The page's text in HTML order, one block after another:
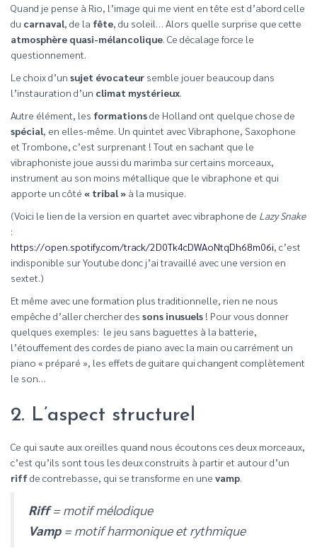
Quand je pense à Rio, l’image qui me vient en tête est d’abord celle
du carnaval, de la fête, du soleil… Alors quelle surprise que cette
atmosphère quasi-mélancolique. Ce décalage force le
questionnement.
Le choix d’un sujet évocateur semble jouer beaucoup dans
l’instauration d’un climat mystérieux.
Autre élément, les formationsde Holland ont quelque chose de
spécial, en elles-même. Un quintet avec Vibraphone, Saxophone
et Trombone, c’est surprenant ! Tout en sachant que le
vibraphoniste joue aussi du marimba sur certains morceaux,
instrument au son moins métallique que le vibraphone et qui
apporte un côté « tribal » à la musique.
(Voici le lien de la version en quartet avec vibraphone de Lazy Snake
:
https://open.spotify.com/track/2D0Tk4cDWAoNtqDh68m06i, c’est
indisponible sur Youtube donc j’ai travaillé avec une version en
sextet.)
Et même avec une formation plus traditionnelle, rien ne nous
empêche d’aller chercher des sons inusuels ! Pour vous donner
quelques exemples: le jeu sans baguettes à la batterie,
l’étouffement des cordes de piano avec la main ou carrément un
piano « préparé », les effets de guitare qui changent complètement
le son…
2. L’aspect structurel
Ce qui saute aux oreilles quand nous écoutons ces deux morceaux,
c’est qu’ils sont tous les deux construits à partir et autour d’un
riffde contrebasse, qui se transforme en une vamp.
Riff= motif mélodique
Vamp = motif harmonique et rythmique